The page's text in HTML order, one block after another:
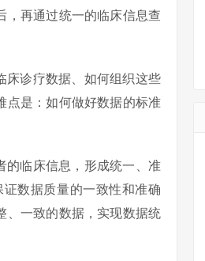
，再通过统一的临床信息查
床诊疗数据、如何组织这些
点是：如何做好数据的标准
的临床信息，形成统一、准
数据质量的一致性和准确
、一致的数据，实现数据统